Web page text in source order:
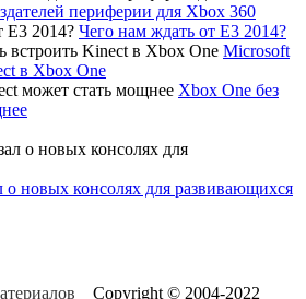
периферии для Xbox 360
Чего нам ждать от E3 2014?
Microsoft
в Xbox One
Xbox One без
о новых консолях для развивающихся
Copyright © 2004-2022